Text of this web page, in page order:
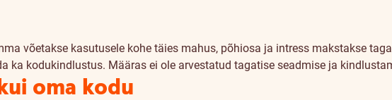
võetakse kasutusele kohe täies mahus, põhiosa ja intress makstakse
ka kodukindlustus. Määras ei ole arvestatud tagatise seadmise ja
oma kodu